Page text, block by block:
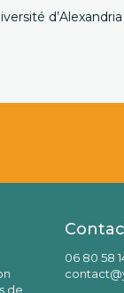
d’Alexandria
de
06 80 58